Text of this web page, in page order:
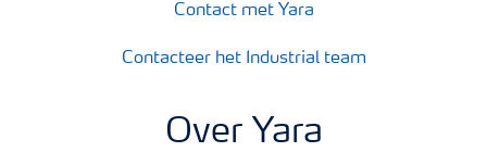
Contact met Yara
Contacteer het Industrial team
Over Yara